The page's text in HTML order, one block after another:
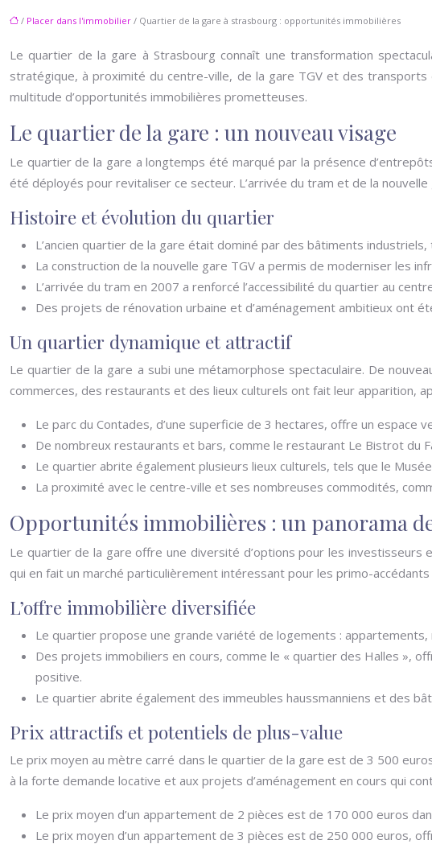
/ Placer dans l'immobilier / Quartier de la gare à strasbourg : opportunités immobilières
Le quartier de la gare à Strasbourg connaît une transformation
stratégique, à proximité du centre-ville, de la gare TGV et des
multitude d’opportunités immobilières prometteuses.
Le quartier de la gare : un nouveau visage
Le quartier de la gare a longtemps été marqué par la présence
été déployés pour revitaliser ce secteur. L’arrivée du tram et de la
Histoire et évolution du quartier
L’ancien quartier de la gare était dominé par des bâtiments industriels,
La construction de la nouvelle gare TGV a permis de moderniser les
L’arrivée du tram en 2007 a renforcé l’accessibilité du quartier au
Des projets de rénovation urbaine et d’aménagement ambitieux ont
Un quartier dynamique et attractif
Le quartier de la gare a subi une métamorphose spectaculaire. De
commerces, des restaurants et des lieux culturels ont fait leur apparition,
Le parc du Contades, d’une superficie de 3 hectares, offre un espace
De nombreux restaurants et bars, comme le restaurant Le Bistrot du
Le quartier abrite également plusieurs lieux culturels, tels que le
La proximité avec le centre-ville et ses nombreuses commodités,
Opportunités immobilières : un panorama
Le quartier de la gare offre une diversité d’options pour les
qui en fait un marché particulièrement intéressant pour les primo-
L’offre immobilière diversifiée
Le quartier propose une grande variété de logements :
Des projets immobiliers en cours, comme le « quartier des Halles »,
positive.
Le quartier abrite également des immeubles haussmanniens et des
Prix attractifs et potentiels de plus-value
Le prix moyen au mètre carré dans le quartier de la gare est de 3 500
à la forte demande locative et aux projets d’aménagement en cours qui
Le prix moyen d’un appartement de 2 pièces est de 170 000 euros
Le prix moyen d’un appartement de 3 pièces est de 250 000 euros,